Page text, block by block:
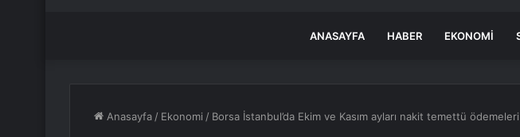
ANASAYFA HABER EKONOMI
Anasayfa / Ekonomi / Borsa İstanbul’da Ekim ve Kasım ayları nakit temettü ödemeleri